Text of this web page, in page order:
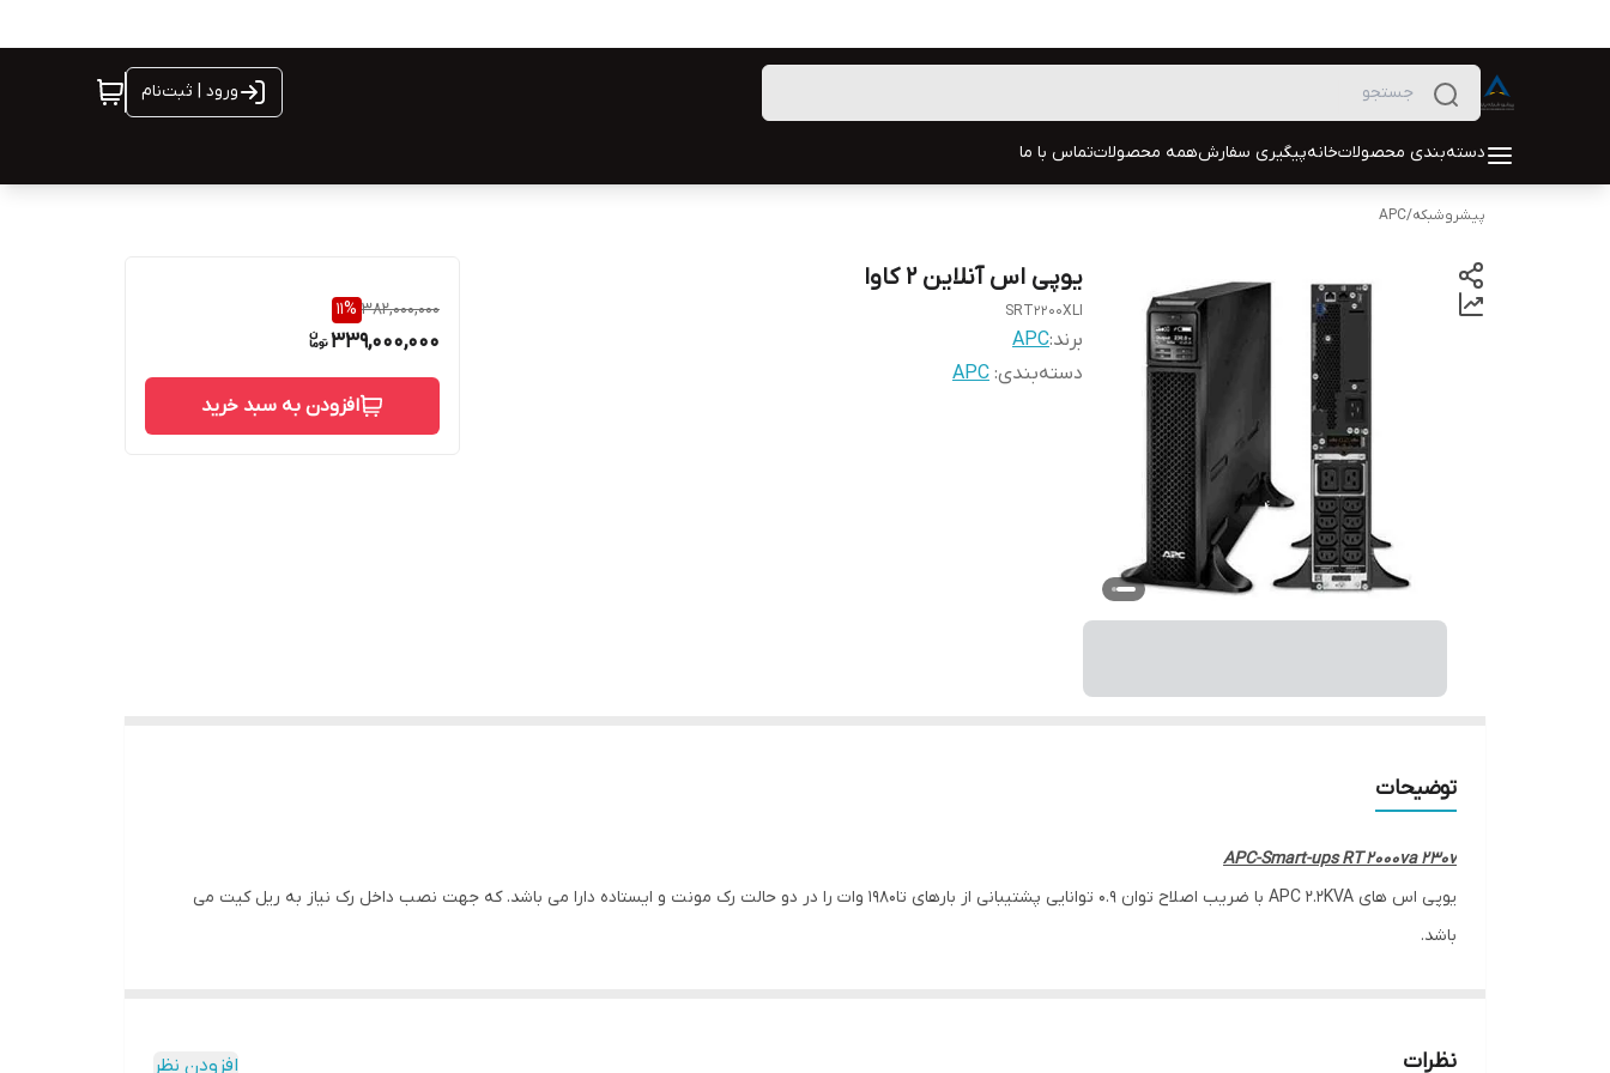
ورود | ثبت‌نام
دسته‌بندی محصولاتخانهپیگیری سفارشهمه محصولاتتماس با ما
پیشروشبکه/
APC
یوپی اس آنلاین 2 کاوا
SRT2200XLI
برند:APC
دسته‌بندی:
APC
382,000,000
11%
339,000,000
افزودن به سبد خرید
توضیحات
APC-Smart-ups RT 2000va 230v
یوپی اس های APC 2.2KVA با ضریب اصلاح توان 0.9 توانایی پشتیبانی از بارهای تا1980 وات را در دو حالت رک مونت و ایستاده دارا می باشد. که جهت نصب داخل رک نیاز به ریل کیت می
باشد.
توپولوژی Double Conversion Onlineنظرات افزودن نظر